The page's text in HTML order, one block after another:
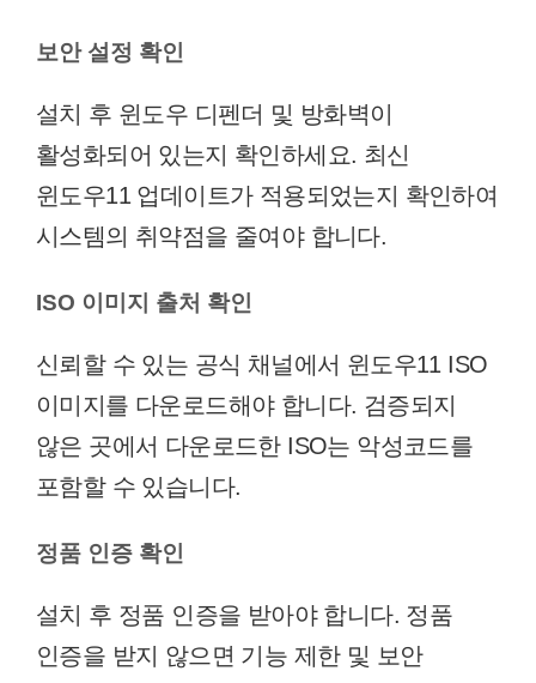
보안 설정 확인
설치 후 윈도우 디펜더 및 방화벽이
활성화되어 있는지 확인하세요. 최신
윈도우11 업데이트가 적용되었는지 확인하여
시스템의 취약점을 줄여야 합니다.
ISO 이미지 출처 확인
신뢰할 수 있는 공식 채널에서 윈도우11 ISO
이미지를 다운로드해야 합니다. 검증되지
않은 곳에서 다운로드한 ISO는 악성코드를
포함할 수 있습니다.
정품 인증 확인
설치 후 정품 인증을 받아야 합니다. 정품
인증을 받지 않으면 기능 제한 및 보안